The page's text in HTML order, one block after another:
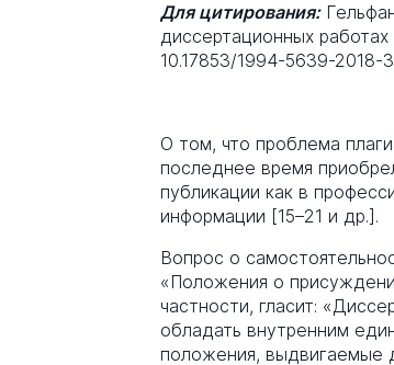
Для цитирования:
диссертационных
10.17853/1994-5639-2018-
О том, что проблема
последнее время
публикации как в
информации [15–21 и др.].
Вопрос о
«Положения о
частности, гласит:
обладать внутренним
положения, выдвигаемые